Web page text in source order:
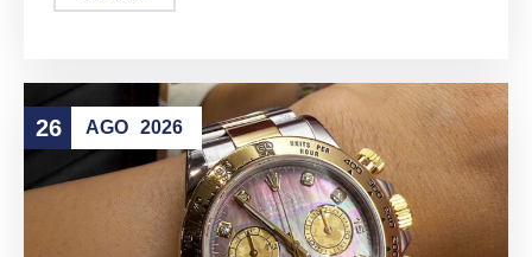
26 AGO 2026